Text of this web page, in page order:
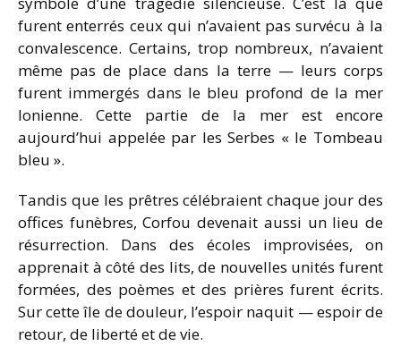
furent enterrés ceux qui n’avaient pas survécu à la
convalescence. Certains, trop nombreux, n’avaient
même pas de place dans la terre — leurs corps
furent immergés dans le bleu profond de la mer
Ionienne. Cette partie de la mer est encore
aujourd’hui appelée par les Serbes « le Tombeau
bleu ».
Tandis que les prêtres célébraient chaque jour des
offices funèbres, Corfou devenait aussi un lieu de
résurrection. Dans des écoles improvisées, on
apprenait à côté des lits, de nouvelles unités furent
formées, des poèmes et des prières furent écrits.
Sur cette île de douleur, l’espoir naquit — espoir de
retour, de liberté et de vie.